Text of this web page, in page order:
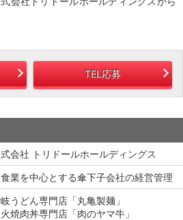
TEL応募
会社 トリドールホールディングス
業を中心とする傘下子会社の経営管理
うどん専門店「丸亀製麺」
焼肉丼専門店「肉のヤマ牛」